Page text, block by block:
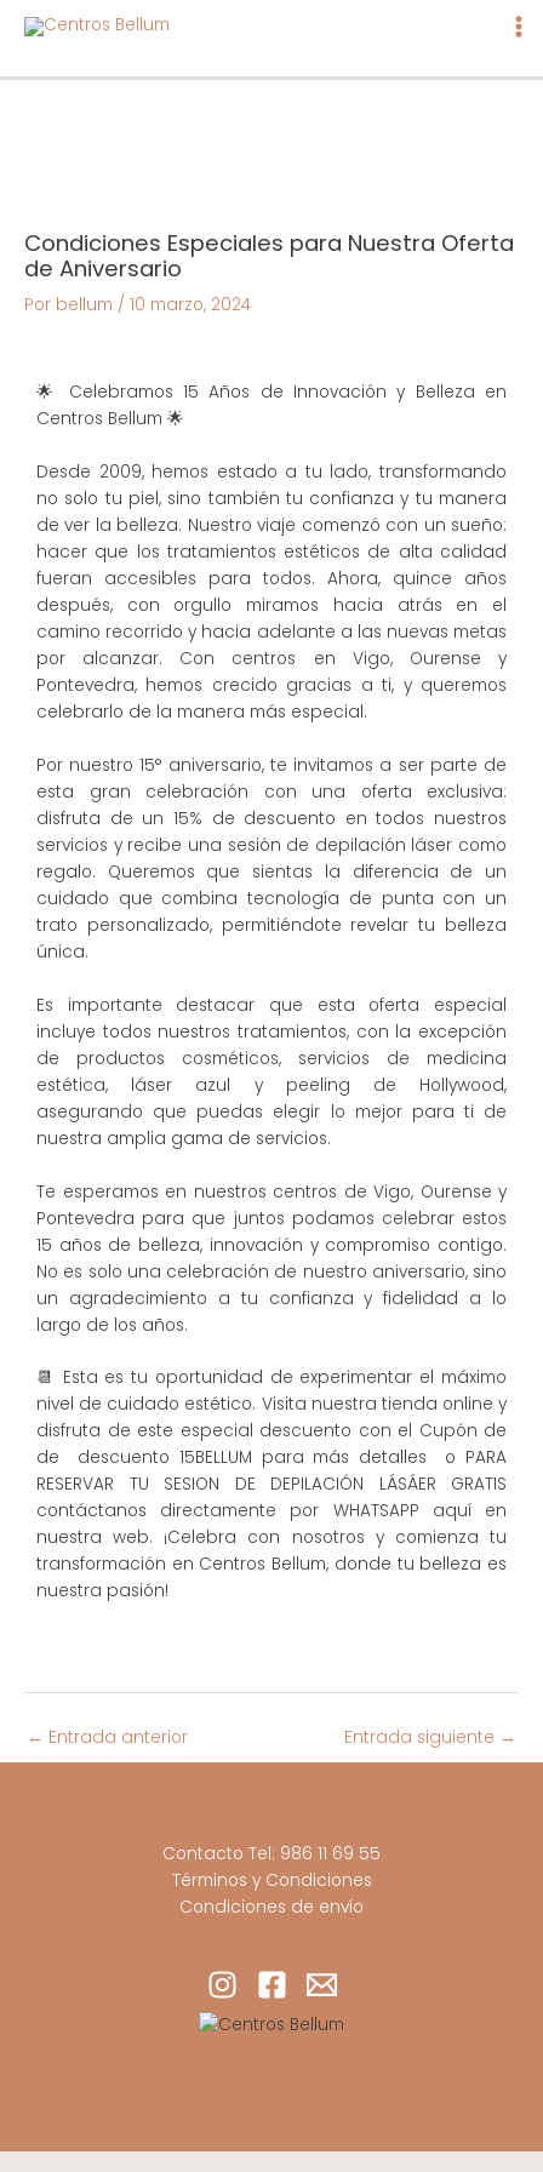
Condiciones Especiales para Nuestra Oferta
de Aniversario
Por bellum / 10 marzo, 2024
🌟 Celebramos 15 Años de Innovación y Belleza en
Centros Bellum 🌟
Desde 2009, hemos estado a tu lado, transformando
no solo tu piel, sino también tu confianza y tu manera
de ver la belleza. Nuestro viaje comenzó con un sueño:
hacer que los tratamientos estéticos de alta calidad
fueran accesibles para todos. Ahora, quince años
después, con orgullo miramos hacia atrás en el
camino recorrido y hacia adelante a las nuevas metas
por alcanzar. Con centros en Vigo, Ourense y
Pontevedra, hemos crecido gracias a ti, y queremos
celebrarlo de la manera más especial.
Por nuestro 15° aniversario, te invitamos a ser parte de
esta gran celebración con una oferta exclusiva:
disfruta de un 15% de descuento en todos nuestros
servicios y recibe una sesión de depilación láser como
regalo. Queremos que sientas la diferencia de un
cuidado que combina tecnología de punta con un
trato personalizado, permitiéndote revelar tu belleza
única.
Es importante destacar que esta oferta especial
incluye todos nuestros tratamientos, con la excepción
de productos cosméticos, servicios de medicina
estética, láser azul y peeling de Hollywood,
asegurando que puedas elegir lo mejor para ti de
nuestra amplia gama de servicios.
Te esperamos en nuestros centros de Vigo, Ourense y
Pontevedra para que juntos podamos celebrar estos
15 años de belleza, innovación y compromiso contigo.
No es solo una celebración de nuestro aniversario, sino
un agradecimiento a tu confianza y fidelidad a lo
largo de los años.
📆 Esta es tu oportunidad de experimentar el máximo
nivel de cuidado estético. Visita nuestra tienda online y
disfruta de este especial descuento con el Cupón de
de descuento 15BELLUM para más detalles o PARA
RESERVAR TU SESION DE DEPILACIÓN LÁSÁER GRATIS
contáctanos directamente por WHATSAPP aquí en
nuestra web. ¡Celebra con nosotros y comienza tu
transformación en Centros Bellum, donde tu belleza es
nuestra pasión!
← Entrada anterior Entrada siguiente →
Contacto Tel: 986 11 69 55
Términos y Condiciones
Condiciones de envío